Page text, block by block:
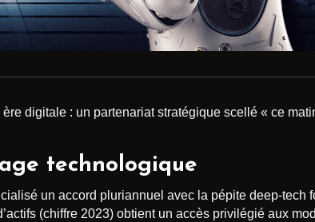
digitale : un partenariat stratégique scellé « ce
technologique
un accord pluriannuel avec la pépite deep-tech
(chiffre 2023) obtient un accès privilégié aux